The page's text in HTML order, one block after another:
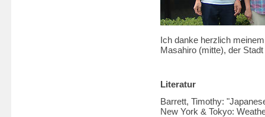
Ich danke herzlich
Masahiro (mitte), der
Literatur
Barrett, Timothy:
New York & Tokyo: